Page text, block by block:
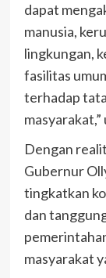
dapat
manusia,
lingkungan,
fasilitas
terhadap
masyarakat,”
Dengan
Gubernur
tingkatkan
dan
masyarakat